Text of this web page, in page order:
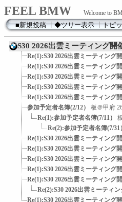
FEEL BMW Welcome to
■新規投稿┃◆ツリー表示┃トピ
S30 2026出雲ミーティング開
Re(1):S30 2026出雲ミーティング
Re(1):S30 2026出雲ミーティング
Re(1):S30 2026出雲ミーティング
Re(1):S30 2026出雲ミーティング
Re(1):S30 2026出雲ミーティング
参加予定者名簿(2/12）
板＠甲府
Re(1):参加予定者名簿(7/11）
Re(2):参加予定者名簿(7/31）
Re(1):S30 2026出雲ミーティング
Re(1):S30 2026出雲ミーティング
Re(1):S30 2026出雲ミーティング
Re(1):S30 2026出雲ミーティング
Re(1):S30 2026出雲ミーティング
Re(2):S30 2026出雲ミーティ
Re(1):S30 2026出雲ミーティング